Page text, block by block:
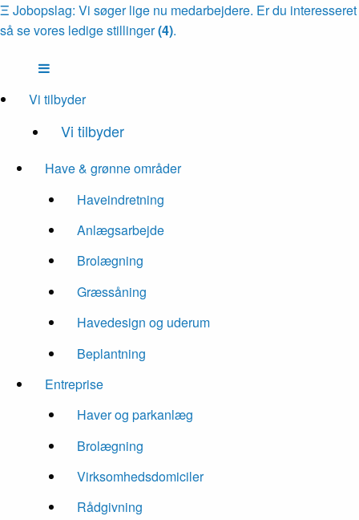
Ξ Jobopslag: Vi søger lige nu medarbejdere. Er du interesseret
så se vores ledige stillinger(4).
Vi tilbyder
Vi tilbyder
Have & grønne områder
Haveindretning
Anlægsarbejde
Brolægning
Græssåning
Havedesign og uderum
Beplantning
Entreprise
Haver og parkanlæg
Brolægning
Virksomhedsdomiciler
Rådgivning